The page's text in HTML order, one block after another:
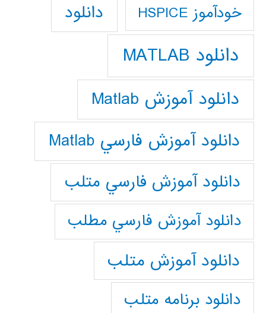
خودآموز HSPICE دانلود
دانلود MATLAB
دانلود آموزش Matlab
دانلود آموزش فارسي Matlab
دانلود آموزش فارسي متلب
دانلود آموزش فارسي مطلب
دانلود آموزش متلب
دانلود برنامه متلب